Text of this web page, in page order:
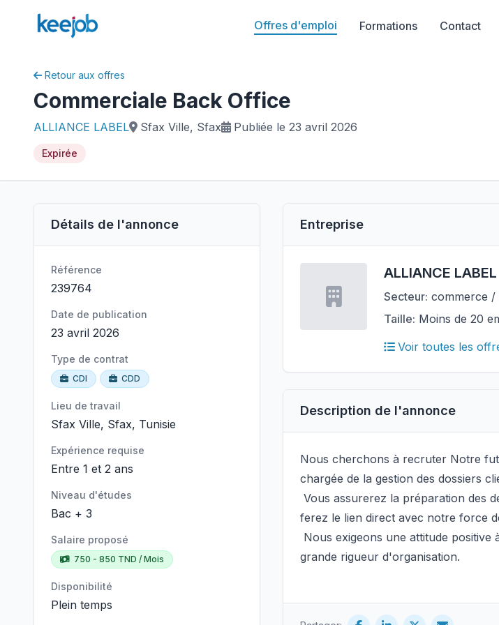
Offres d'emploi Formations Contact
Retour aux offres
Commerciale Back Office
ALLIANCE LABEL Sfax Ville, Sfax Publiée le 23 avril 2026
Expirée
Détails de l'annonce
Référence
239764
Date de publication
23 avril 2026
Type de contrat
CDI CDD
Lieu de travail
Sfax Ville, Sfax, Tunisie
Expérience requise
Entre 1 et 2 ans
Niveau d'études
Bac + 3
Salaire proposé
750 - 850 TND / Mois
Disponibilité
Plein temps
Entreprise
ALLIANCE LABEL
Secteur: commerce /
Taille: Moins de 20
Voir toutes les
Description de l'annonce
Nous cherchons à recruter Notre
chargée de la gestion des dossiers
Vous assurerez la préparation des
ferez le lien direct avec notre force
Nous exigeons une attitude
grande rigueur d'organisation.